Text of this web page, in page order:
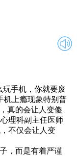
手机，你就要废
上瘾现象特别普
真的会让人变傻
理科副主任医师
不仅会让人变
，而是有着严谨